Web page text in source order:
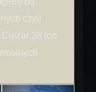
czyli
38 ton